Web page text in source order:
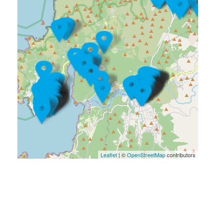
Leaflet| ©OpenStreetMapcontributors